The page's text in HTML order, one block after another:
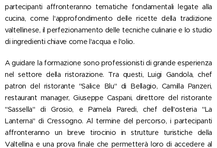
partecipanti affronteranno tematiche fondamentali legate alla
cucina, come l'approfondimento delle ricette della tradizione
valtellinese, il perfezionamento delle tecniche culinarie e lo studio
di ingredienti chiave come l'acqua e l'olio.
A guidare la formazione sono professionisti di grande esperienza
nel settore della ristorazione. Tra questi, Luigi Gandola, chef
patron del ristorante "Salice Blu" di Bellagio, Camilla Panzeri,
restaurant manager, Giuseppe Caspani, direttore del ristorante
"Sassella" di Grosio, e Pamela Paredi, chef dell'osteria "La
Lanterna" di Cressogno. Al termine del percorso, i partecipanti
affronteranno un breve tirocinio in strutture turistiche della
Valtellina e una prova finale che permetterà loro di accedere al